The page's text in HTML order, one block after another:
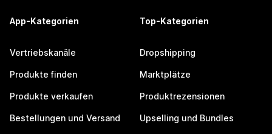
App-Kategorien
Vertriebskanäle
Produkte finden
Produkte verkaufen
Bestellungen und Versand
Top-Kategorien
Dropshipping
Marktplätze
Produktrezensionen
Upselling und Bundles